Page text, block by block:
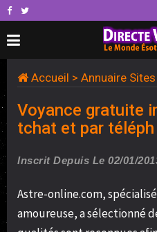
Accueil > Annuaire
Voyance gratuite
tchat et par téléph
Inscrit Depuis Le 02/01/
Astre-online.com,
amoureuse, a sélectionné